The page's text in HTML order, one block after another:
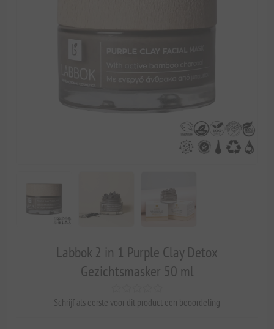
Labbok 2 in 1 Purple Clay Detox
Gezichtsmasker 50 ml
Schrijf als eerste voor dit product een beoordeling